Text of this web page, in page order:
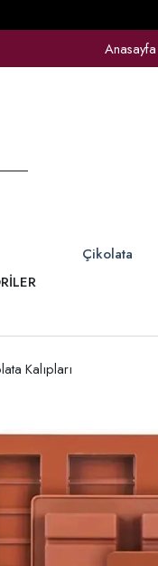
Anasayfa
Çikolata
Kalıpları